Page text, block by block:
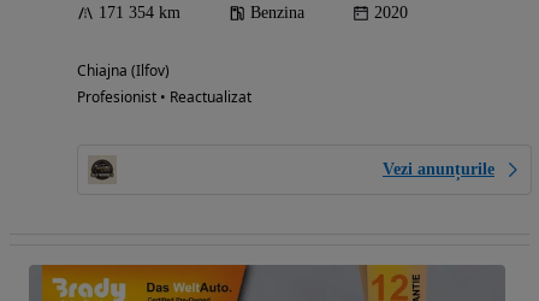
171 354 km Benzina 2020
Chiajna (Ilfov)
Profesionist • Reactualizat
Vezi anunțurile